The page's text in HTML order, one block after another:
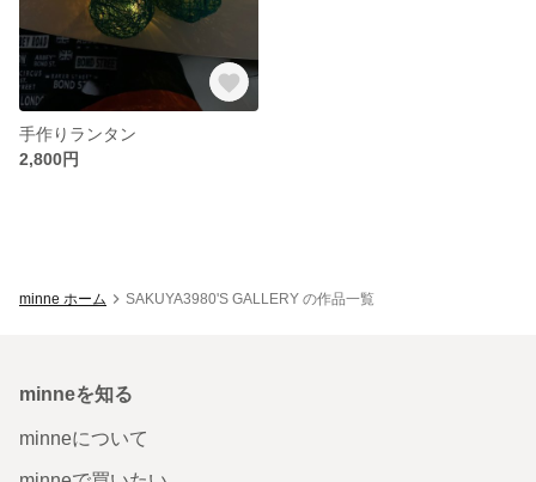
手作りランタン
2,800円
minne ホーム SAKUYA3980'S GALLERY の作品一覧
minneを知る
minneについて